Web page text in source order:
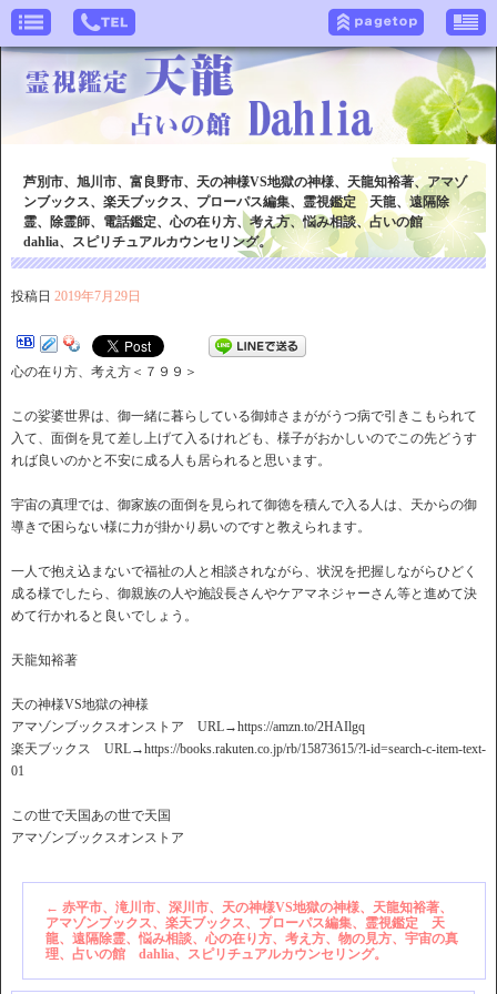
芦別市、旭川市、富良野市、天の神様VS地獄の神様、天龍知裕著、アマゾ
ンブックス、楽天ブックス、プローパス編集、霊視鑑定 天龍、遠隔除
霊、除霊師、電話鑑定、心の在り方、考え方、悩み相談、占いの館
dahlia、スピリチュアルカウンセリング。
投稿日 2019年7月29日
心の在り方、考え方＜７９９＞
この娑婆世界は、御一緒に暮らしている御姉さまががうつ病で引きこもられて
入て、面倒を見て差し上げて入るけれども、様子がおかしいのでこの先どうす
れば良いのかと不安に成る人も居られると思います。
宇宙の真理では、御家族の面倒を見られて御徳を積んで入る人は、天からの御
導きで困らない様に力が掛かり易いのですと教えられます。
一人で抱え込まないで福祉の人と相談されながら、状況を把握しながらひどく
成る様でしたら、御親族の人や施設長さんやケアマネジャーさん等と進めて決
めて行かれると良いでしょう。
天龍知裕著
天の神様VS地獄の神様
アマゾンブックスオンストア URL→https://amzn.to/2HAIlgq
楽天ブックス URL→https://books.rakuten.co.jp/rb/15873615/?l-id=search-c-item-text-
01
この世で天国あの世で天国
アマゾンブックスオンストア
← 赤平市、滝川市、深川市、天の神様VS地獄の神様、天龍知裕著、
アマゾンブックス、楽天ブックス、プローパス編集、霊視鑑定 天
龍、遠隔除霊、悩み相談、心の在り方、考え方、物の見方、宇宙の真
理、占いの館 dahlia、スピリチュアルカウンセリング。